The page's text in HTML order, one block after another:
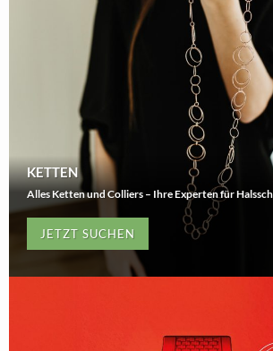
KETTEN
Alles Ketten und Colliers – Ihre Experten für
JETZT SUCHEN